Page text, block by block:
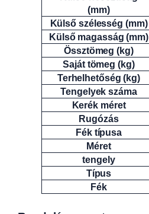
(mm)
Külső szélesség (mm)
Külső magasság (mm)
Össztömeg (kg)
Saját tömeg (kg)
Terhelhetőség (kg)
Tengelyek száma
Kerék méret
Rugózás
Fék típusa
Méret
tengely
Típus
Fék